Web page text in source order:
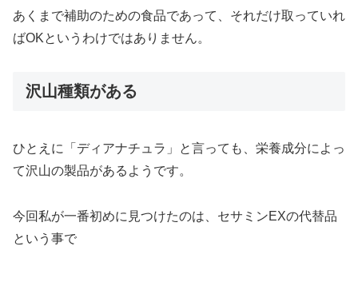
あくまで補助のための食品であって、それだけ取っていれ
ばOKというわけではありません。
沢山種類がある
ひとえに「ディアナチュラ」と言っても、栄養成分によっ
て沢山の製品があるようです。
今回私が一番初めに見つけたのは、セサミンEXの代替品
という事で